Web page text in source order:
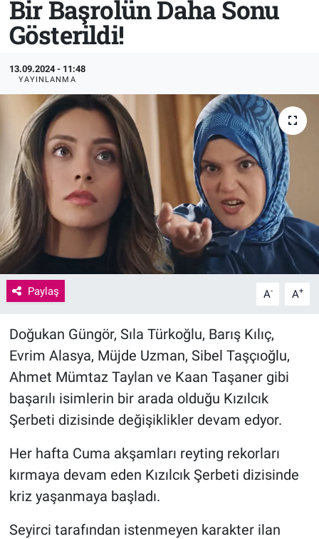
Bir Başrolün Daha Sonu
Gösterildi!
13.09.2024 - 11:48
YAYINLANMA
Paylaş A- A+
Doğukan Güngör, Sıla Türkoğlu, Barış Kılıç,
Evrim Alasya, Müjde Uzman, Sibel Taşçıoğlu,
Ahmet Mümtaz Taylan ve Kaan Taşaner gibi
başarılı isimlerin bir arada olduğu Kızılcık
Şerbeti dizisinde değişiklikler devam edyor.
Her hafta Cuma akşamları reyting rekorları
kırmaya devam eden Kızılcık Şerbeti dizisinde
kriz yaşanmaya başladı.
Seyirci tarafından istenmeyen karakter ilan
Sağlık
Spor
Teknoloji
Tv Medya
KÜLTÜR SANAT